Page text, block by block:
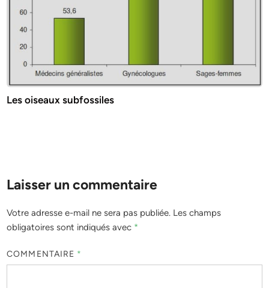
Les oiseaux subfossiles
Laisser un commentaire
Votre adresse e-mail ne sera pas publiée. Les champs
obligatoires sont indiqués avec *
COMMENTAIRE *